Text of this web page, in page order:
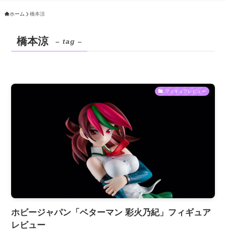
ホーム 橋本涼
橋本涼 – tag –
フィギュアレビュー
ホビージャパン「ベターマン 彩火乃紀」フィギュア
レビュー